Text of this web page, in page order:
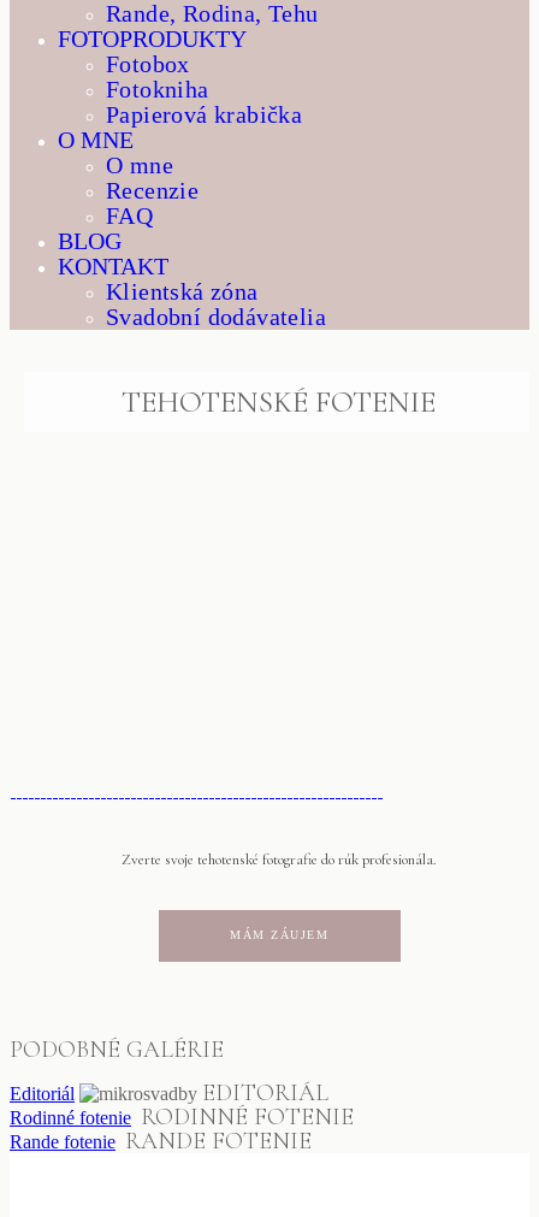
Rande, Rodina, Tehu
FOTOPRODUKTY
Fotobox
Fotokniha
Papierová krabička
O MNE
O mne
Recenzie
FAQ
BLOG
KONTAKT
Klientská zóna
Svadobní dodávatelia
TEHOTENSKÉ FOTENIE
Zverte svoje tehotenské fotografie do rúk profesionála.
MÁM ZÁUJEM
PODOBNÉ GALÉRIE
Editoriál EDITORIÁL
Rodinné fotenie RODINNÉ FOTENIE
Rande fotenie RANDE FOTENIE